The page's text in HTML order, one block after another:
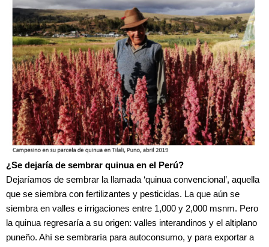
¿Se dejaría de sembrar quinua en el Perú?
Dejaríamos de sembrar la llamada ‘quinua convencional’, aquella
que se siembra con fertilizantes y pesticidas. La que aún se
siembra en valles e irrigaciones entre 1,000 y 2,000 msnm. Pero
la quinua regresaría a su origen: valles interandinos y el altiplano
puneño. Ahí se sembraría para autoconsumo, y para exportar a